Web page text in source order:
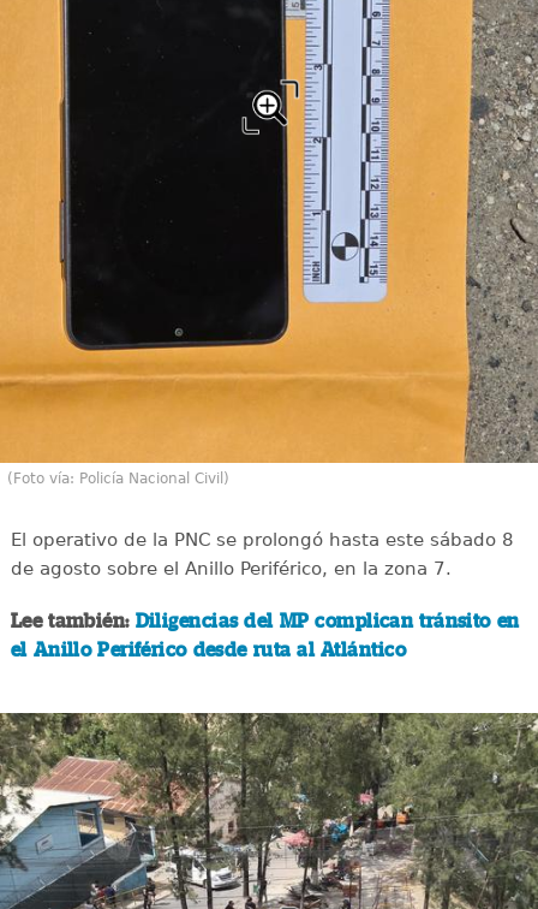
(Foto vía: Policía Nacional Civil)
El operativo de la PNC se prolongó hasta este sábado 8
de agosto sobre el Anillo Periférico, en la zona 7.
Lee también:Diligencias del MP complican tránsito en
el Anillo Periférico desde ruta al Atlántico